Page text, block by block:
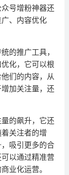
号增粉神器还
、内容优化
的推广工具，
化，它可以根
们的内容，从
加关注量，还
的飙升，它还
关注者的增
吸引更多的合
以通过精准营
业化运营。